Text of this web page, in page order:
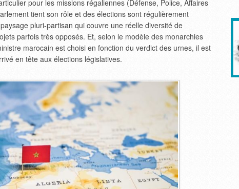
pour les missions régaliennes (Défense, Police, Affaires
tient son rôle et des élections sont régulièrement
pluri-partisan qui couvre une réelle diversité de
parfois très opposés. Et, selon le modèle des monarchies
marocain est choisi en fonction du verdict des urnes, il est
en tête aux élections législatives.